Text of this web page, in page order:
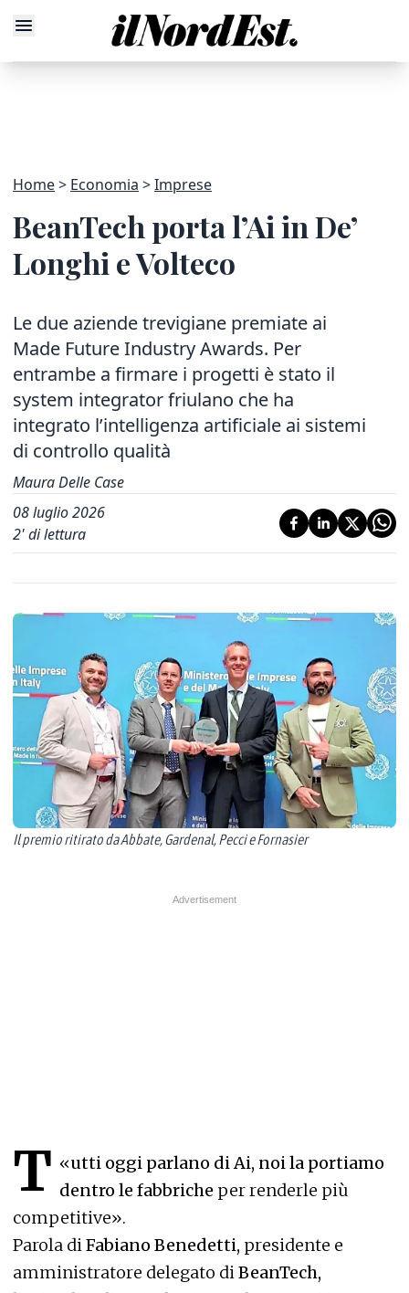
Home Economia Imprese
BeanTech porta l’Ai in De’
Longhi e Volteco
Le due aziende trevigiane premiate ai
Made Future Industry Awards. Per
entrambe a firmare i progetti è stato il
system integrator friulano che ha
integrato l’intelligenza artificiale ai sistemi
di controllo qualità
Maura Delle Case
08 luglio 2026
2' di lettura
Il premio ritirato da Abbate, Gardenal, Pecci e Fornasier
«
T
utti oggi parlano di Ai, noi la portiamo
dentro le fabbriche per renderle più
competitive».
Parola diFabiano Benedetti, presidente e
amministratore delegato diBeanTech,